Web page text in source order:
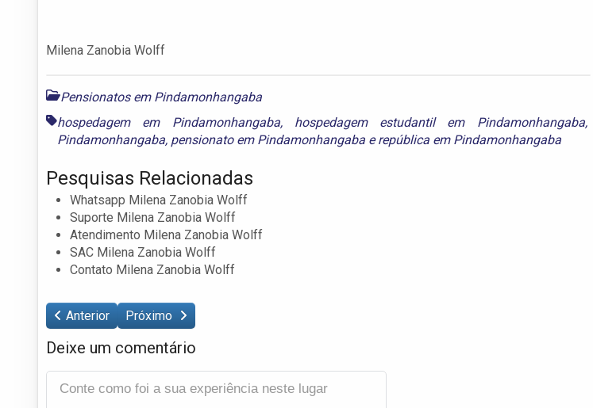
Milena Zanobia Wolff
Pensionatos em Pindamonhangaba
hospedagem em Pindamonhangaba, hospedagem estudantil em Pindamonhangaba,
Pindamonhangaba, pensionato em Pindamonhangaba erepública em Pindamonhangaba
Pesquisas Relacionadas
Whatsapp Milena Zanobia Wolff
Suporte Milena Zanobia Wolff
Atendimento Milena Zanobia Wolff
SAC Milena Zanobia Wolff
Contato Milena Zanobia Wolff
Anterior Próximo
Deixe um comentário